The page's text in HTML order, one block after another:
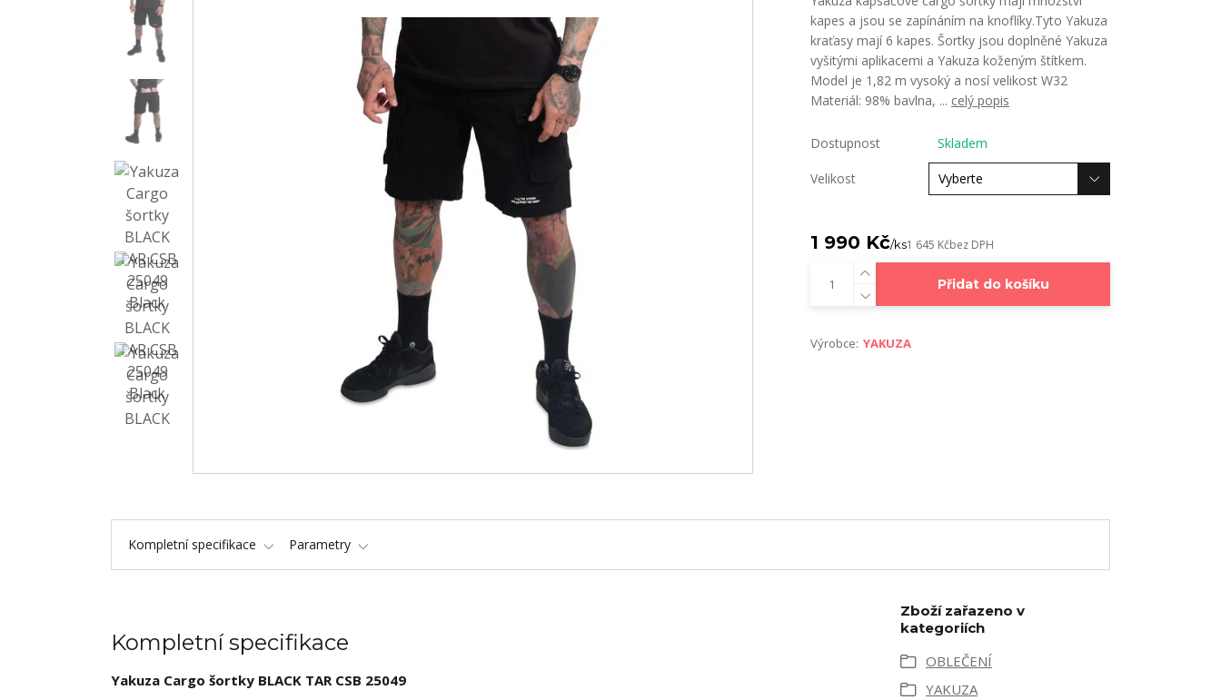
kapes a jsou se zapínáním na knoflíky.Tyto Yakuza
kraťasy mají 6 kapes. Šortky jsou doplněné Yakuza
vyšitými aplikacemi a Yakuza koženým štítkem.
Model je 1,82 m vysoký a nosí velikost W32
Materiál: 98% bavlna, ... celý popis
Dostupnost Skladem
Velikost
1 990 Kč/ks1 645 Kčbez DPH
Přidat do košíku
Výrobce: YAKUZA
Kompletní specifikace Parametry
Kompletní specifikace
Yakuza Cargo šortky BLACK TARCSB 25049
Zboží zařazeno v
kategoriích
OBLEČENÍ
YAKUZA